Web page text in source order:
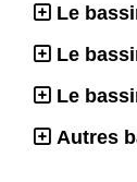
Le
Le
Le
Autres